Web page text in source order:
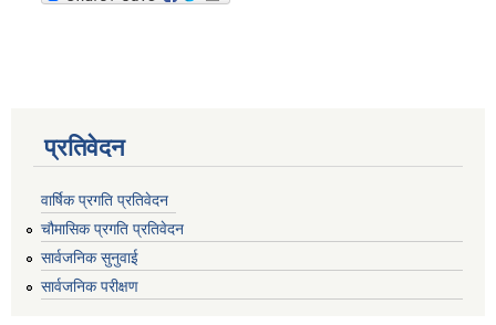
प्रतिवेदन
वार्षिक प्रगति प्रतिवेदन
चौमासिक प्रगति प्रतिवेदन
सार्वजनिक सुनुवाई
सार्वजनिक परीक्षण